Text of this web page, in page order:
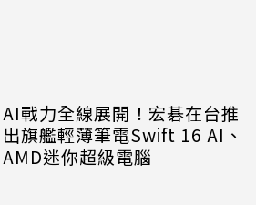
AI戰力全線展開！宏碁在台推
出旗艦輕薄筆電Swift 16 AI、
AMD迷你超級電腦